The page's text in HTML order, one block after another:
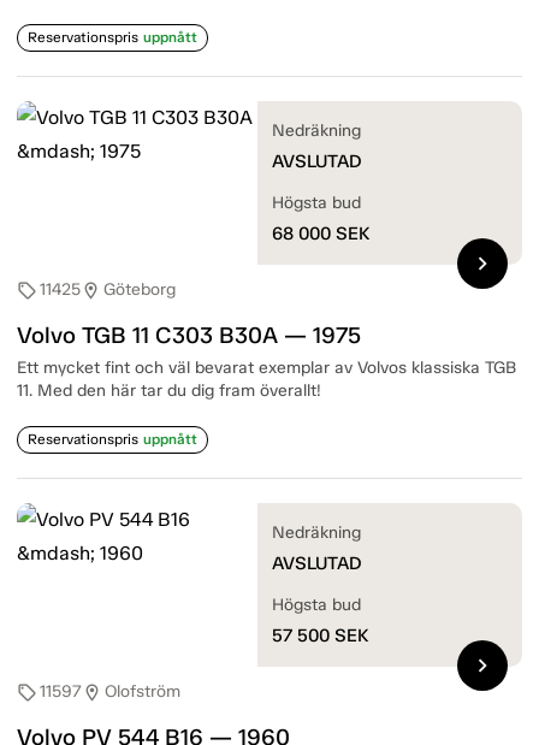
Reservationspris uppnått
sell11425location_on Göteborg
Volvo TGB 11 C303 B30A — 1975
Ett mycket fint och väl bevarat exemplar av Volvos klassiska TGB
11. Med den här tar du dig fram överallt!
Reservationspris uppnått
Nedräkning
AVSLUTAD
Högsta bud
68 000 SEK
chevron_right
sell11597location_on Olofström
Volvo PV 544 B16 — 1960
Nedräkning
AVSLUTAD
Högsta bud
57 500 SEK
chevron_right